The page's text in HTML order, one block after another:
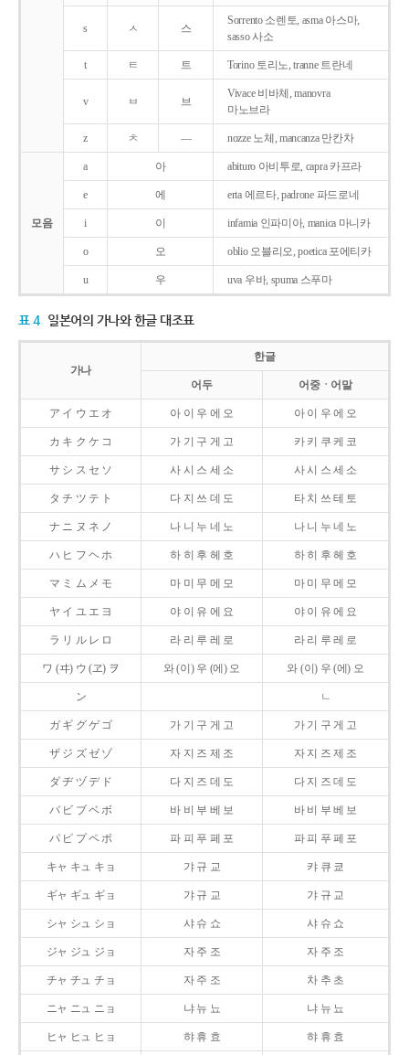
s ㅅ 스
Sorrento 소렌토, asma 아스마,
sasso 사소
t ㅌ 트 Torino 토리노, tranne 트란네
v ㅂ 브
Vivace 비바체, manovra
마노브라
z ㅊ ― nozze 노체, mancanza 만칸차
모음
a 아 abituro 아비투로, capra 카프라
e 에 erta 에르타, padrone 파드로네
i 이 infamia 인파미아, manica 마니카
o 오 oblio 오블리오, poetica 포에티카
u 우 uva 우바, spuma 스푸마
표 4 일본어의 가나와 한글 대조표
가나
한글
어두 어중ㆍ어말
ア イ ウ エ オ 아 이 우 에 오 아 이 우 에 오
カ キ ク ケ コ 가 기 구 게 고 카 키 쿠 케 코
サ シ ス セ ソ 사 시 스 세 소 사 시 스 세 소
タ チ ツ テ ト 다 지 쓰 데 도 타 치 쓰 테 토
ナ ニ ヌ ネ ノ 나 니 누 네 노 나 니 누 네 노
ハ ヒ フ ヘ ホ 하 히 후 헤 호 하 히 후 헤 호
マ ミ ム メ モ 마 미 무 메 모 마 미 무 메 모
ヤ イ ユ エ ヨ 야 이 유 에 요 야 이 유 에 요
ラ リ ル レ ロ 라 리 루 레 로 라 리 루 레 로
ワ (ヰ) ウ (ヱ) ヲ 와 (이) 우 (에) 오 와 (이) 우 (에) 오
ン ㄴ
ガ ギ グ ゲ ゴ 가 기 구 게 고 가 기 구 게 고
ザ ジ ズ ゼ ゾ 자 지 즈 제 조 자 지 즈 제 조
ダ ヂ ヅ デ ド 다 지 즈 데 도 다 지 즈 데 도
バ ビ ブ ベ ボ 바 비 부 베 보 바 비 부 베 보
パ ピ プ ペ ポ 파 피 푸 페 포 파 피 푸 페 포
キャ キュ キョ 갸 규 교 캬 큐 쿄
ギャ ギュ ギョ 갸 규 교 갸 규 교
シャ シュ ショ 샤 슈 쇼 샤 슈 쇼
ジャ ジュ ジョ 자 주 조 자 주 조
チャ チュ チョ 자 주 조 차 추 초
ニャ ニュ ニョ 냐 뉴 뇨 냐 뉴 뇨
ヒャ ヒュ ヒョ 햐 휴 효 햐 휴 효